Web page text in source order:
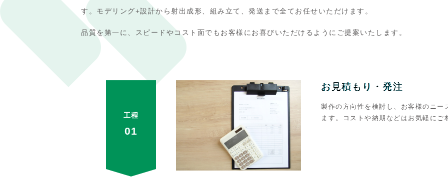
す。モデリング+設計から射出成形、組み立て、発送まで全てお任せいただけます。
品質を第一に、スピードやコスト面でもお客様にお喜びいただけるようにご提案いたします。
工程
01
お見積もり・発注
製作の方向性を検討し、お客様のニー
ます。コストや納期などはお気軽にご